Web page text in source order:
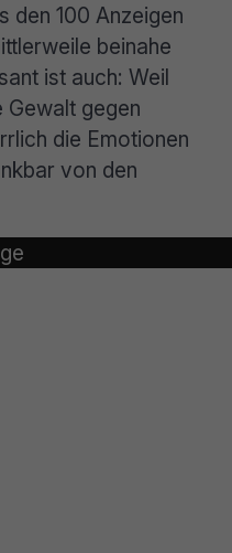
den 100 Anzeigen
beinahe
ist auch: Weil
Gewalt gegen
die Emotionen
von den